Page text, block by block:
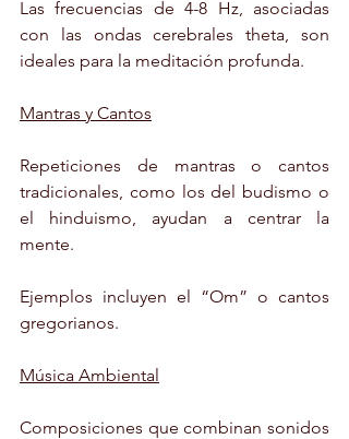
Las frecuencias de 4-8 Hz, asociadas
con las ondas cerebrales theta, son
ideales para la meditación profunda.
Mantras y Cantos
Repeticiones de mantras o cantos
tradicionales, como los del budismo o
el hinduismo, ayudan a centrar la
mente.
Ejemplos incluyen el “Om” o cantos
gregorianos.
Música Ambiental
Composiciones que combinan sonidos